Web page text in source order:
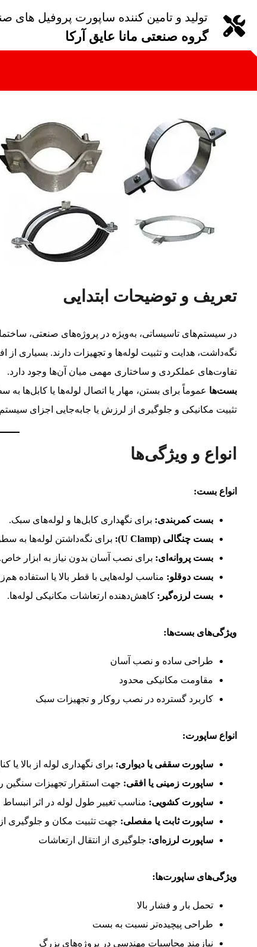
تولید و تامین کننده ساپورت پروفیل های
گروه صنعتی مانا عایق آرکا
تعریف و توضیحات ابتدایی
در سیستم‌های تاسیساتی، به‌ویژه در پروژه‌های صنعتی،
نگه‌داشت، هدایت و تثبیت لوله‌ها و تجهیزات دارند. بسیاری از
تفاوت‌های عملکردی و ساختاری مهمی میان آن‌ها وجود دارد.
بست‌ها عموماً برای بستن، مهار یا اتصال لوله‌ها یا کابل‌ها
تثبیت مکانیکی و جلوگیری از لرزش یا جابه‌جایی اجزای سیستم
انواع و ویژگی‌ها
انواع بست:
بست کمربندی: برای نگهداری کابل‌ها و لوله‌های سبک.
بست چنگالی (U Clamp):
برای نگه‌داشتن لوله‌ها به
بست پروانه‌ای: برای نصب آسان بدون نیاز به ابزار خاص.
بست دوقلو: مناسب لوله‌هایی با قطر بالا یا استفاده
بست لرزه‌گیر: کاهش‌دهنده ارتعاشات مکانیکی لوله‌ها.
ویژگی‌های بست‌ها:
طراحی ساده و نصب آسان
مقاومت مکانیکی محدود
کاربرد گسترده در نصب روکار و تجهیزات سبک
انواع ساپورت:
ساپورت سقفی یا دیواری: برای نگهداری لوله از بالا یا
ساپورت زمینی یا افقی: جهت استقرار تجهیزات
ساپورت کشویی: مناسب تغییر طول لوله در اثر انبساط
ساپورت ثابت یا مفصلی: جهت تثبیت مکان و جلوگیری
ساپورت لرزه‌ای: جلوگیری از انتقال ارتعاشات
ویژگی‌های ساپورت‌ها:
تحمل بار و فشار بالا
طراحی پیچیده‌تر نسبت به بست
نیازمند محاسبات مهندسی در پروژه‌های بزرگ